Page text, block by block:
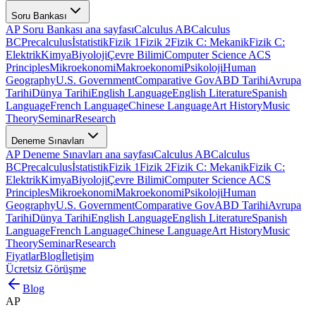
Soru Bankası
AP Soru Bankası ana sayfasıCalculus ABCalculus
BCPrecalculusİstatistikFizik 1Fizik 2Fizik C: MekanikFizik C:
ElektrikKimyaBiyolojiÇevre BilimiComputer Science ACS
PrinciplesMikroekonomiMakroekonomiPsikolojiHuman
GeographyU.S. GovernmentComparative GovABD TarihiAvrupa
TarihiDünya TarihiEnglish LanguageEnglish LiteratureSpanish
LanguageFrench LanguageChinese LanguageArt HistoryMusic
TheorySeminarResearch
Deneme Sınavları
AP Deneme Sınavları ana sayfasıCalculus ABCalculus
BCPrecalculusİstatistikFizik 1Fizik 2Fizik C: MekanikFizik C:
ElektrikKimyaBiyolojiÇevre BilimiComputer Science ACS
PrinciplesMikroekonomiMakroekonomiPsikolojiHuman
GeographyU.S. GovernmentComparative GovABD TarihiAvrupa
TarihiDünya TarihiEnglish LanguageEnglish LiteratureSpanish
LanguageFrench LanguageChinese LanguageArt HistoryMusic
TheorySeminarResearch
FiyatlarBlogİletişim
Ücretsiz Görüşme
Blog
AP